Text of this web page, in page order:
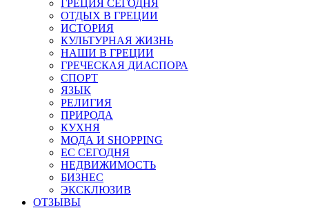
ГРЕЦИЯ СЕГОДНЯ
ОТДЫХ В ГРЕЦИИ
ИСТОРИЯ
КУЛЬТУРНАЯ ЖИЗНЬ
НАШИ В ГРЕЦИИ
ГРЕЧЕСКАЯ ДИАСПОРА
СПОРТ
ЯЗЫК
РЕЛИГИЯ
ПРИРОДА
КУХНЯ
МОДА И SHOPPING
ЕС СЕГОДНЯ
НЕДВИЖИМОСТЬ
БИЗНЕС
ЭКСКЛЮЗИВ
ОТЗЫВЫ